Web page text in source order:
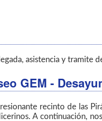
asistencia y tramite
GEM -
recinto de las
A continuación,